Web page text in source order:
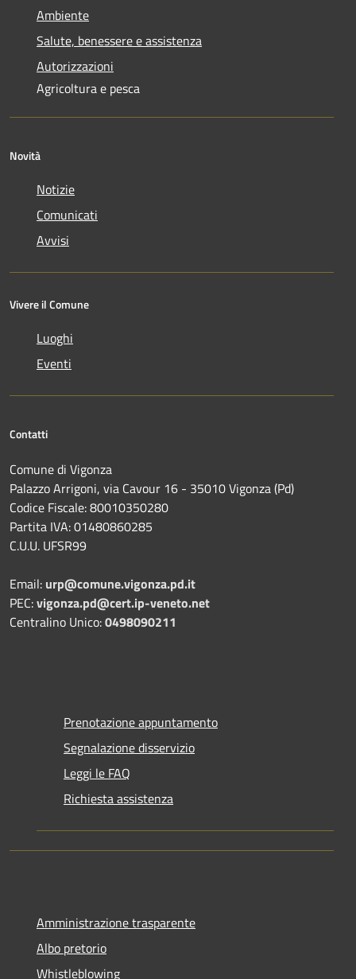
Ambiente
Salute, benessere e assistenza
Autorizzazioni
Agricoltura e pesca
Novità
Notizie
Comunicati
Avvisi
Vivere il Comune
Luoghi
Eventi
Contatti
Comune di Vigonza
Palazzo Arrigoni, via Cavour 16 - 35010 Vigonza (Pd)
Codice Fiscale: 80010350280
Partita IVA: 01480860285
C.U.U. UFSR99
Email: urp@comune.vigonza.pd.it
PEC:vigonza.pd@cert.ip-veneto.net
Centralino Unico:0498090211
Prenotazione appuntamento
Segnalazione disservizio
Leggi le FAQ
Richiesta assistenza
Amministrazione trasparente
Albo pretorio
Whistleblowing